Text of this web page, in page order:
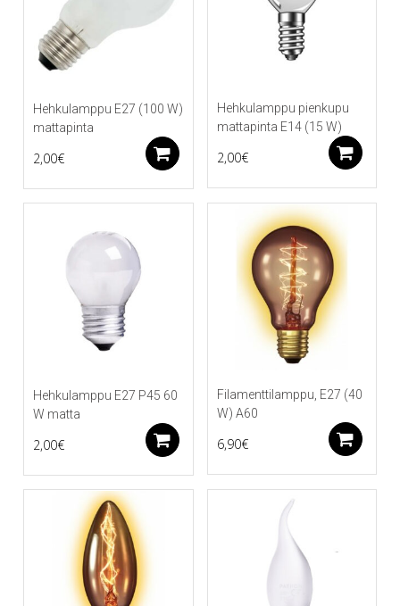
Hehkulamppu E27 (100 W)
mattapinta
2,00€ Lisää ostoskoriin
Hehkulamppu pienkupu
mattapinta E14 (15 W)
2,00€
Hehkulamppu E27 P45 60
W matta
2,00€ Lisää ostoskoriin
Filamenttilamppu, E27 (40
W) A60
6,90€